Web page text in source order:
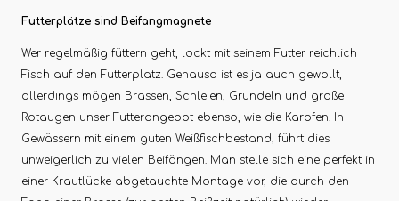
Futterplätze sind Beifangmagnete
Wer regelmäßig füttern geht, lockt mit seinem Futter reichlich
Fisch auf den Futterplatz. Genauso ist es ja auch gewollt,
allerdings mögen Brassen, Schleien, Grundeln und große
Rotaugen unser Futterangebot ebenso, wie die Karpfen. In
Gewässern mit einem guten Weißfischbestand, führt dies
unweigerlich zu vielen Beifängen. Man stelle sich eine perfekt in
einer Krautlücke abgetauchte Montage vor, die durch den